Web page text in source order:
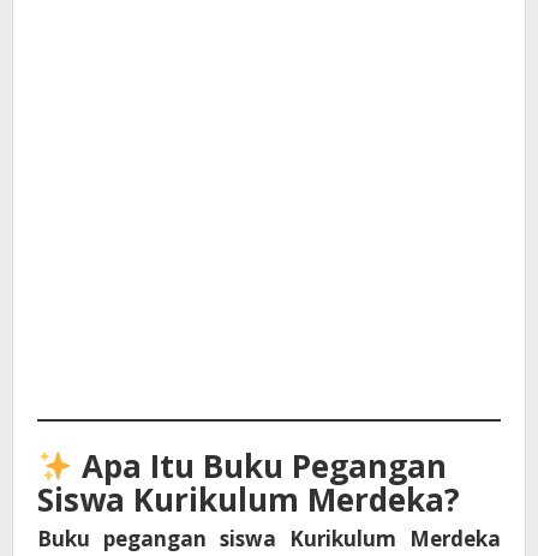
Apa Itu Buku Pegangan
Siswa Kurikulum Merdeka?
Buku pegangan siswa Kurikulum Merdeka